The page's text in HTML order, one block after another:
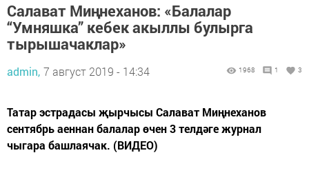
Салават Миңнеханов: «Балалар
“Умняшка” кебек акыллы булырга
тырышачаклар»
admin, 7 август 2019 - 14:34 1968 1 3
Татар эстрадасы җырчысы Салават Миңнеханов
сентябрь аеннан балалар өчен 3 телдәге журнал
чыгара башлаячак. (ВИДЕО)